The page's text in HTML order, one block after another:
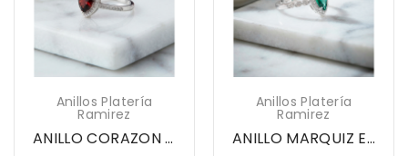
Anillos Platería
Ramirez
ANILLO CORAZON EN PLATA LEY 925 CON CIRCONES...
Anillos Platería
Ramirez
ANILLO MARQUIZ EN PLATA LEY 925 CON CIRCONES...